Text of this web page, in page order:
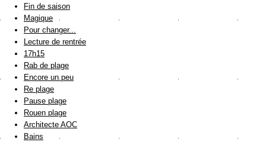
Fin de saison
Magique
Pour changer...
Lecture de rentrée
17h15
Rab de plage
Encore un peu
Re plage
Pause plage
Rouen plage
Architecte AOC
Bains